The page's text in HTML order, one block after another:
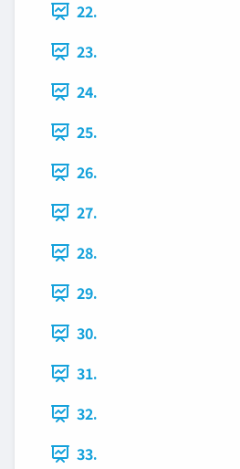
22.
23.
24.
25.
26.
27.
28.
29.
30.
31.
32.
33.